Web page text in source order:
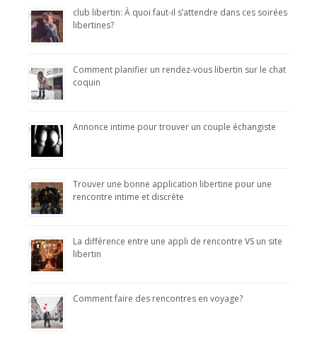
club libertin: À quoi faut-il s’attendre dans ces soirées
libertines?
Comment planifier un rendez-vous libertin sur le chat
coquin
Annonce intime pour trouver un couple échangiste
Trouver une bonne application libertine pour une
rencontre intime et discrète
La différence entre une appli de rencontre VS un site
libertin
Comment faire des rencontres en voyage?